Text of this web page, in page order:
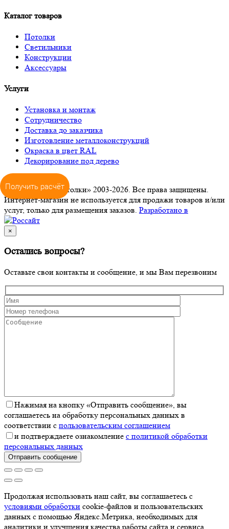
Каталог товаров
Потолки
Светильники
Конструкции
Аксессуары
Услуги
Установка и монтаж
Сотрудничество
Доставка до заказчика
Изготовление металлоконструкций
Окраска в цвет RAL
Декорирование под дерево
© ООО «ПРО-Потолки» 2003-2026. Все права защищены.
Интернет-магазин не используется для продажи товаров и/или
услуг, только для размещения заказов. Разработано в
×
Остались вопросы?
Оставьте свои контакты и сообщение, и мы Вам перезвоним
Нажимая на кнопку «Отправить сообщение», вы
соглашаетесь на обработку персональных данных в
соответствии с пользовательским соглашением
и подтверждаете ознакомление с политикой обработки
персональных данных
Отправить сообщение
Продолжая использовать наш сайт, вы соглашаетесь с
условиями обработки cookie-файлов и пользовательских
данных с помощью Яндекс.Метрика, необходимых для
аналитики и улучшения качества работы сайта и сервиса.
Получить расчёт